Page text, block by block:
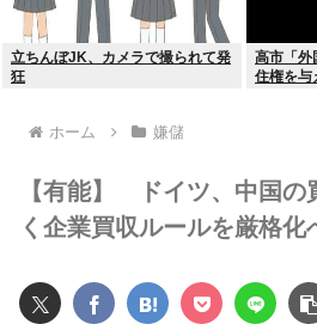
立ちんぼJK、カメラで撮られて発
狂
高市「外
住権を与
ホーム 嫌儲
【有能】 ドイツ、中国の
く企業買収ルールを厳格化